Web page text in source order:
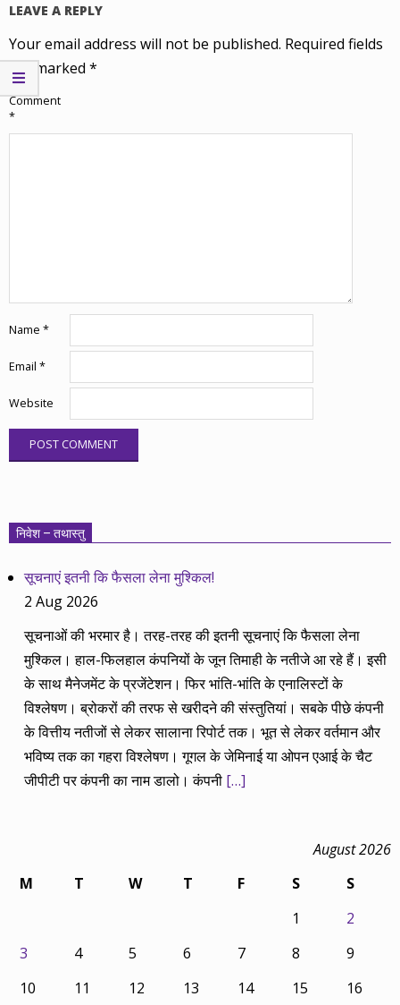
LEAVE A REPLY
Your email address will not be published. Required fields
are marked *
Comment
*
Name *
Email *
Website
निवेश – तथास्तु
सूचनाएं इतनी कि फैसला लेना मुश्किल!
2 Aug 2026
सूचनाओं की भरमार है। तरह-तरह की इतनी सूचनाएं कि फैसला लेना
मुश्किल। हाल-फिलहाल कंपनियों के जून तिमाही के नतीजे आ रहे हैं। इसी
के साथ मैनेजमेंट के प्रजेंटेशन। फिर भांति-भांति के एनालिस्टों के
विश्लेषण। ब्रोकरों की तरफ से खरीदने की संस्तुतियां। सबके पीछे कंपनी
के वित्तीय नतीजों से लेकर सालाना रिपोर्ट तक। भूत से लेकर वर्तमान और
भविष्य तक का गहरा विश्लेषण। गूगल के जेमिनाई या ओपन एआई के चैट
जीपीटी पर कंपनी का नाम डालो। कंपनी […]
August 2026
M
T W T F S
S
1
2
3
4 5 6 7 8
9
10
11 12 13 14 15 16